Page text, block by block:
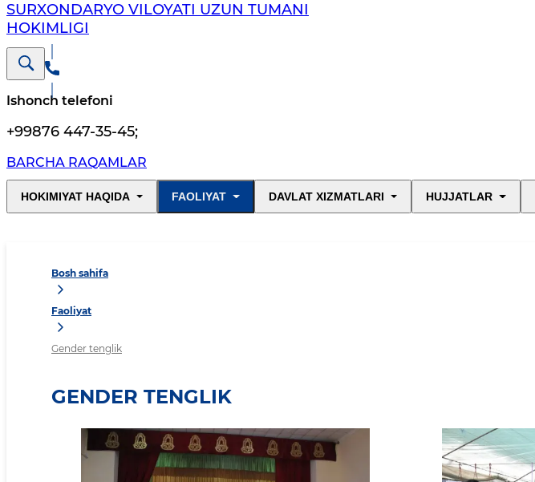
SURXONDARYO VILOYATI UZUN TUMANI
HOKIMLIGI
Ishonch telefoni
+99876 447-35-45;
BARCHA RAQAMLAR
HOKIMIYAT HAQIDA FAOLIYAT DAVLAT XIZMATLARI HUJJATLAR
Bosh sahifa
Faoliyat
Gender tenglik
GENDER TENGLIK